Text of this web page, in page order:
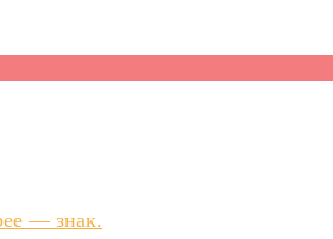
— знак.